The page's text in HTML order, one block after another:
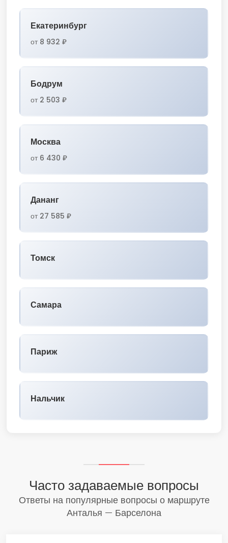
Екатеринбург
от 8 932 ₽
Бодрум
от 2 503 ₽
Москва
от 6 430 ₽
Дананг
от 27 585 ₽
Томск
Самара
Париж
Нальчик
Часто задаваемые вопросы
Ответы на популярные вопросы о маршруте
Анталья — Барселона